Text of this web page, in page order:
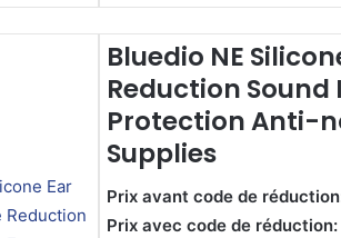
Bluedio NE
Reduction
Protection Anti-
Supplies
Prix avant code de
Prix avec code de réduction: